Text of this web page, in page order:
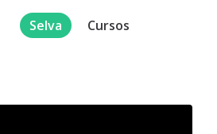
Selva Cursos